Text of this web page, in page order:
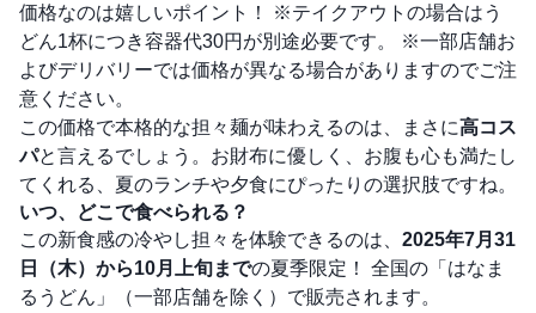
価格なのは嬉しいポイント！ ※テイクアウトの場合はう
どん1杯につき容器代30円が別途必要です。 ※一部店舗お
よびデリバリーでは価格が異なる場合がありますのでご注
意ください。
この価格で本格的な担々麺が味わえるのは、まさに高コス
パと言えるでしょう。お財布に優しく、お腹も心も満たし
てくれる、夏のランチや夕食にぴったりの選択肢ですね。
いつ、どこで食べられる？
この新食感の冷やし担々を体験できるのは、 2025年7月31
日（木）から10月上旬までの夏季限定！ 全国の「はなま
るうどん」（一部店舗を除く）で販売されます。